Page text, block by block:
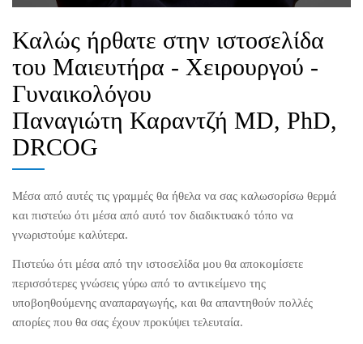
Καλώς ήρθατε στην ιστοσελίδα
του Μαιευτήρα - Χειρουργού -
Γυναικολόγου
Παναγιώτη Καραντζή ΜD, PhD,
DRCOG
Μέσα από αυτές τις γραμμές θα ήθελα να σας καλωσορίσω θερμά
και πιστεύω ότι μέσα από αυτό τον διαδικτυακό τόπο να
γνωριστούμε καλύτερα.
Πιστεύω ότι μέσα από την ιστοσελίδα μου θα αποκομίσετε
περισσότερες γνώσεις γύρω από το αντικείμενο της
υποβοηθούμενης αναπαραγωγής, και θα απαντηθούν πολλές
απορίες που θα σας έχουν προκύψει τελευταία.